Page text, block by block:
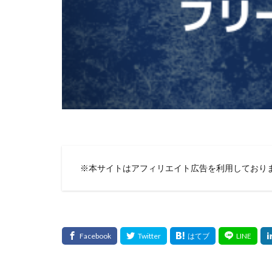
※本サイトはアフィリエイト広告を利用しており